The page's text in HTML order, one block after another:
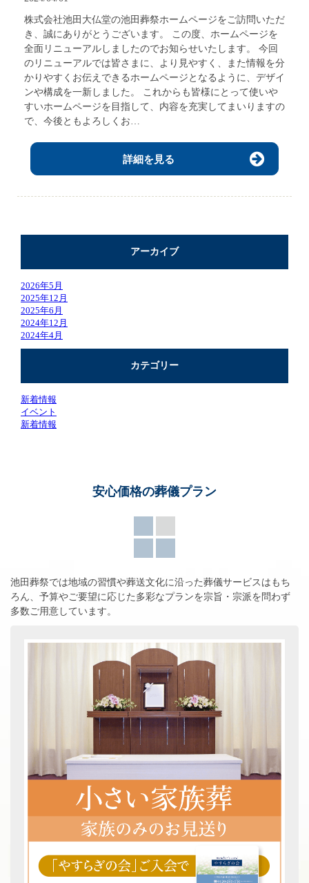
株式会社池田大仏堂の池田葬祭ホームページをご訪問いただ
き、誠にありがとうございます。 この度、ホームページを
全面リニューアルしましたのでお知らせいたします。 今回
のリニューアルでは皆さまに、より見やすく、また情報を分
かりやすくお伝えできるホームページとなるように、デザイ
ンや構成を一新しました。 これからも皆様にとって使いや
すいホームページを目指して、内容を充実してまいりますの
で、今後ともよろしくお…
詳細を見る
アーカイブ
2026年5月
2025年12月
2025年6月
2024年12月
2024年4月
カテゴリー
新着情報
イベント
新着情報
安心価格の葬儀プラン
池田葬祭では地域の習慣や葬送文化に沿った葬儀サービスはもち
ろん、 予算やご要望に応じた多彩なプランを宗旨・宗派を問わず
多数ご用意しています。